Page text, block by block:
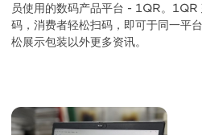
员使用的数码产品平台 - 1QR。
码，消费者轻松扫码，即可于同一平
松展示包装以外更多资讯。